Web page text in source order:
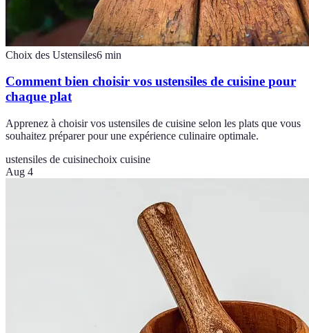
Choix des Ustensiles6 min
Comment bien choisir vos ustensiles de cuisine pour
chaque plat
Apprenez à choisir vos ustensiles de cuisine selon les plats que vous
souhaitez préparer pour une expérience culinaire optimale.
ustensiles de cuisinechoix cuisine
Aug 4